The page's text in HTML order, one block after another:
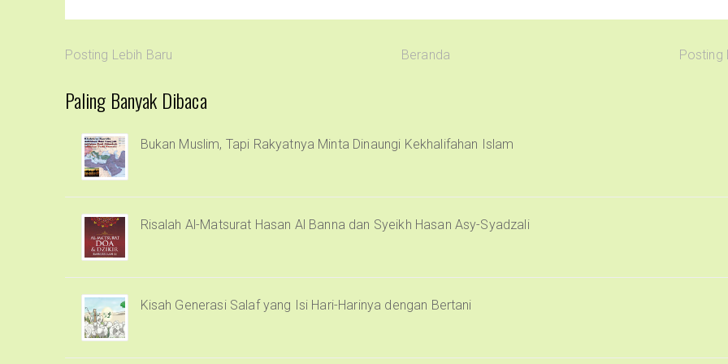
Posting Lebih Baru Beranda Posting
Paling Banyak Dibaca
Bukan Muslim, Tapi Rakyatnya Minta Dinaungi Kekhalifahan Islam
Risalah Al-Matsurat Hasan Al Banna dan Syeikh Hasan Asy-Syadzali
Kisah Generasi Salaf yang Isi Hari-Harinya dengan Bertani